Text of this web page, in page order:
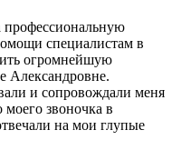
специалистам в
огромнейшую
Александровне.
и сопровождали меня
звоночка в
на мои глупые